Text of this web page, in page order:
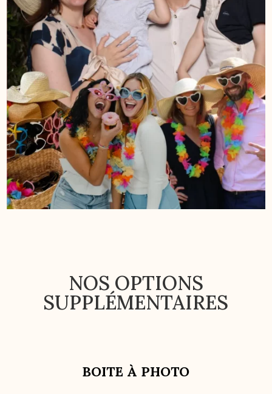
ROSES ROUGES
TOILE BLANCHE SIMPLE
PLAQUE DE BIENVENUE
NOS OPTIONS
SUPPLÉMENTAIRES
BOITE À PHOTO